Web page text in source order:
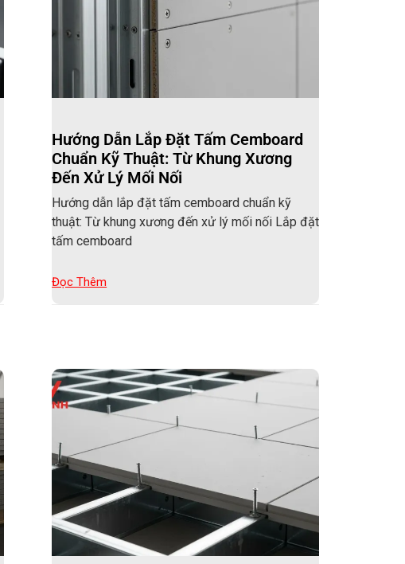
Hướng Dẫn Lắp Đặt Tấm Cemboard
Chuẩn Kỹ Thuật: Từ Khung Xương
Đến Xử Lý Mối Nối
Hướng dẫn lắp đặt tấm cemboard chuẩn kỹ
thuật: Từ khung xương đến xử lý mối nối Lắp đặt
tấm cemboard
Đọc Thêm